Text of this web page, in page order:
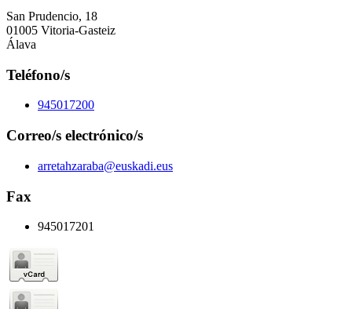
San Prudencio, 18
01005 Vitoria-Gasteiz
Álava
Teléfono/s
945017200
Correo/s electrónico/s
arretahzaraba@euskadi.eus
Fax
945017201